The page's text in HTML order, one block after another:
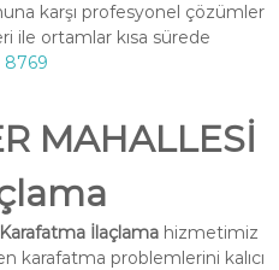
karşı profesyonel çözümler
ile ortamlar kısa sürede
8769
MAHALLESİ
İlaçlamahizmetimiz
karafatma problemlerini kalıcı